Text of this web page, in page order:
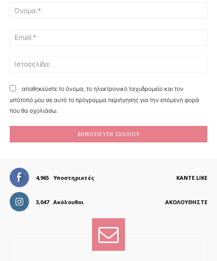
αποθηκεύστε το όνομα, το ηλεκτρονικό ταχυδρομείο και τον
ιστότοπό μου σε αυτό το πρόγραμμα περιήγησης για την επόμενη φορά
που θα σχολιάσω.
4,965 Υποστηρικτές ΚΆΝΤΕ LIKE
3,047 Ακόλουθοι ΑΚΟΛΟΥΘΉΣΤΕ